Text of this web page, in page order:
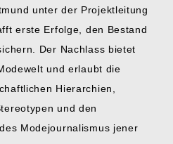
unter der Projektleitung
erste Erfolge, den Bestand
Der Nachlass bietet
und erlaubt die
Hierarchien,
und den
Modejournalismus jener